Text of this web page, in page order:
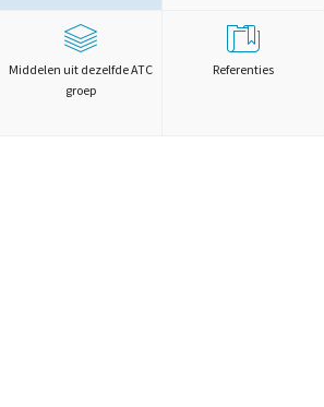
Middelen uit dezelfde ATC
groep
Referenties